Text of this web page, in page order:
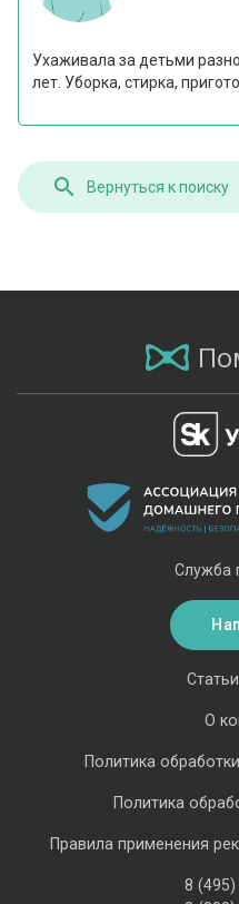
Ухаживала за детьми
лет. Уборка, стирка,
Вернуться к поиску
О
Политика
Политика
Правила применения
8
Служба